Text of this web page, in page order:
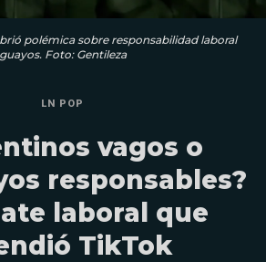
polémica sobre responsabilidad laboral
Foto: Gentileza
LN POP
vagos o
responsables?
laboral que
TikTok